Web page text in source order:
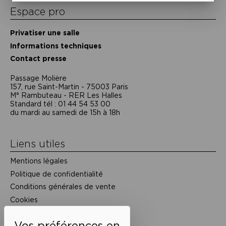
Espace pro
Privatiser une salle
Informations techniques
Contact presse
Passage Moliėre
157, rue Saint-Martin - 75003 Paris
M° Rambuteau - RER Les Halles
Standard tél : 01 44 54 53 00
du mardi au samedi de 15h à 18h
Liens utiles
Mentions légales
Politique de confidentialité
Conditions générales de vente
Cookies